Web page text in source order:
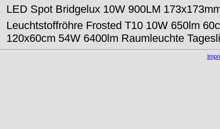
LED Spot Bridgelux 10W 900LM
Leuchtstoffröhre Frosted T10 10W 650lm
120x60cm 54W 6400lm Raumleuchte